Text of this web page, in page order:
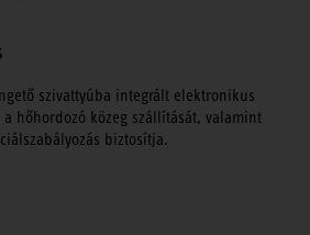
szivattyúba integrált elektronikus
hőhordozó közeg szállítását, valamint
biztosítja.